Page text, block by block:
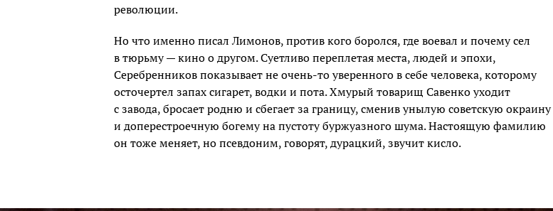
революции.
Но что именно писал Лимонов, против кого боролся, где воевал и почему сел
в тюрьму — кино о другом. Суетливо переплетая места, людей и эпохи,
Серебренников показывает не очень-то уверенного в себе человека, которому
осточертел запах сигарет, водки и пота. Хмурый товарищ Савенко уходит
с завода, бросает родню и сбегает за границу, сменив унылую советскую окраину
и доперестроечную богему на пустоту буржуазного шума. Настоящую фамилию
он тоже меняет, но псевдоним, говорят, дурацкий, звучит кисло.